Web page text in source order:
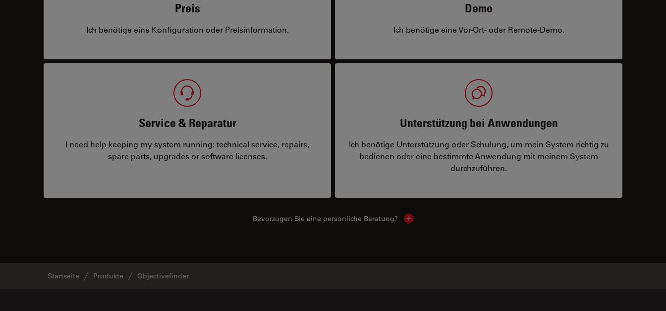
Preis
Ich benötige eine Konfiguration oder Preisinformation.
Demo
Ich benötige eine Vor-Ort- oder Remote-Demo.
Service & Reparatur
I need help keeping my system running: technical service, repairs,
spare parts, upgrades or software licenses.
Unterstützung bei Anwendungen
Ich benötige Unterstützung oder Schulung, um mein System richtig zu
bedienen oder eine bestimmte Anwendung mit meinem System
durchzuführen.
Bevorzugen Sie eine persönliche Beratung? Show local contacts
Startseite Produkte Objectivefinder